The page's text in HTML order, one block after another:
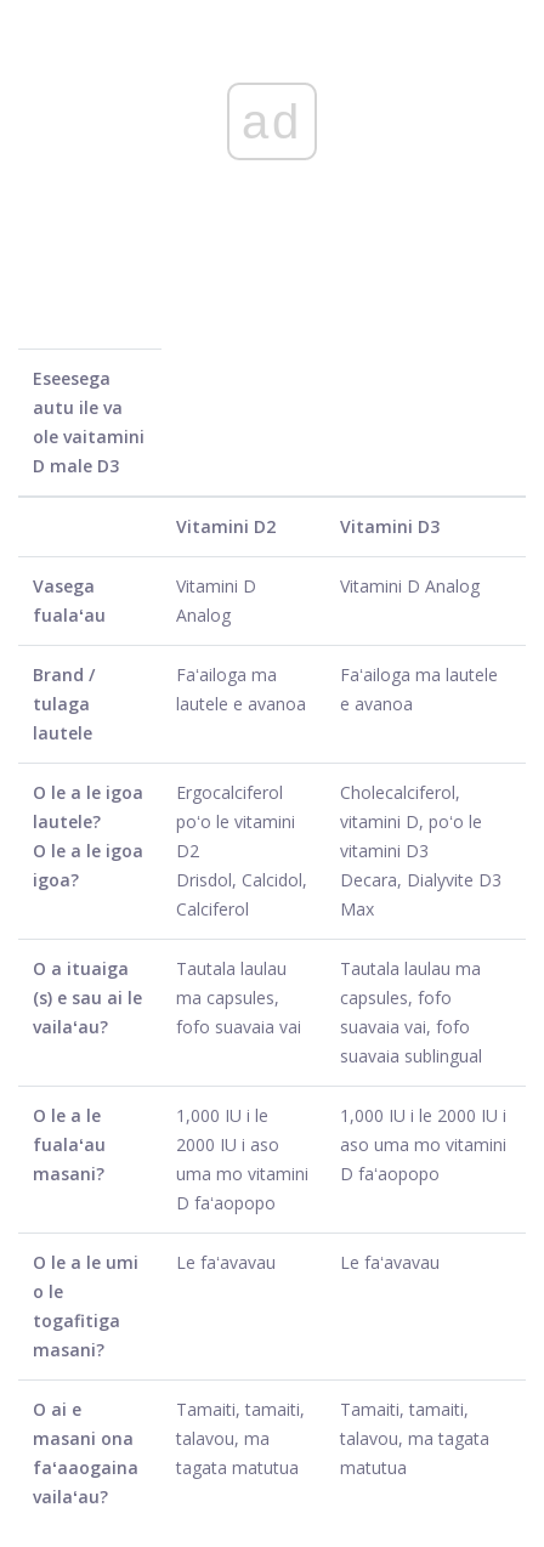
ad
Eseesega
autu ile va
ole vaitamini
D male D3
Vitamini D2 Vitamini D3
Vasega
fualaʻau
Vitamini D
Analog
Vitamini D Analog
Brand /
tulaga
lautele
Faʻailoga ma
lautele e avanoa
Faʻailoga ma lautele
e avanoa
O le a le igoa
lautele?
O le a le igoa
igoa?
Ergocalciferol
poʻo le vitamini
D2
Drisdol, Calcidol,
Calciferol
Cholecalciferol,
vitamini D, poʻo le
vitamini D3
Decara, Dialyvite D3
Max
O a ituaiga
(s) e sau ai le
vailaʻau?
Tautala laulau
ma capsules,
fofo suavaia vai
Tautala laulau ma
capsules, fofo
suavaia vai, fofo
suavaia sublingual
O le a le
fualaʻau
masani?
1,000 IU i le
2000 IU i aso
uma mo vitamini
D faʻaopopo
1,000 IU i le 2000 IU i
aso uma mo vitamini
D faʻaopopo
O le a le umi
o le
togafitiga
masani?
Le faʻavavau Le faʻavavau
O ai e
masani ona
faʻaaogaina
vailaʻau?
Tamaiti, tamaiti,
talavou, ma
tagata matutua
Tamaiti, tamaiti,
talavou, ma tagata
matutua